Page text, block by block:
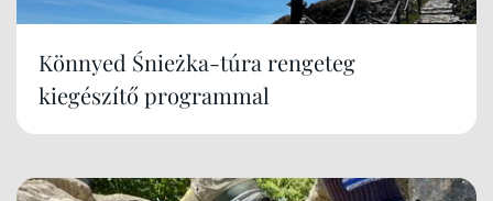
Könnyed Śnieżka-túra rengeteg
kiegészítő programmal